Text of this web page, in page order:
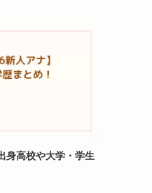
身高校や大学・学生